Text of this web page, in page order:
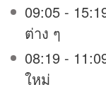
09:05 -
ต่าง ๆ
08:19 -
ใหม่